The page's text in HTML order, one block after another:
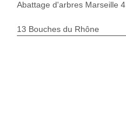
Abattage d'arbres Marseille 4
13 Bouches du Rhône